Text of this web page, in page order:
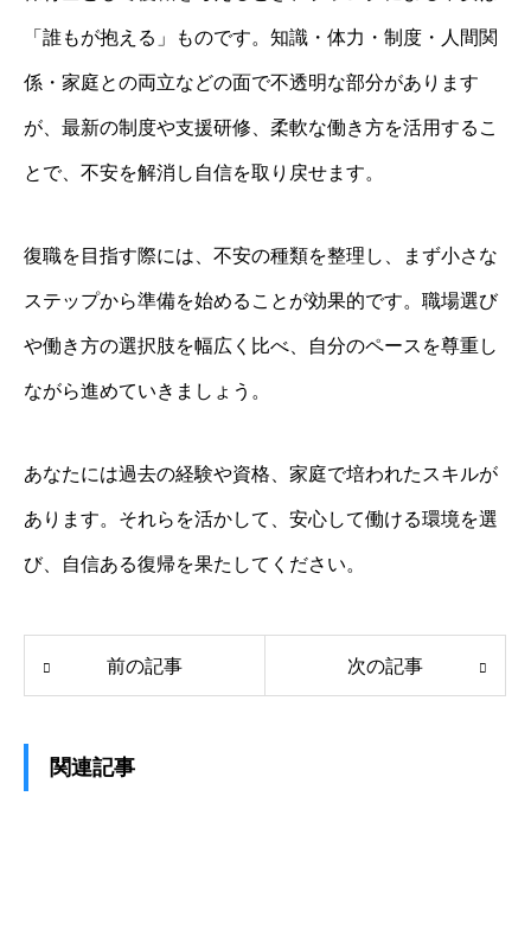
「誰もが抱える」ものです。知識・体力・制度・人間関
係・家庭との両立などの面で不透明な部分があります
が、最新の制度や支援研修、柔軟な働き方を活用するこ
とで、不安を解消し自信を取り戻せます。
復職を目指す際には、不安の種類を整理し、まず小さな
ステップから準備を始めることが効果的です。職場選び
や働き方の選択肢を幅広く比べ、自分のペースを尊重し
ながら進めていきましょう。
あなたには過去の経験や資格、家庭で培われたスキルが
あります。それらを活かして、安心して働ける環境を選
び、自信ある復帰を果たしてください。
前の記事 次の記事
関連記事